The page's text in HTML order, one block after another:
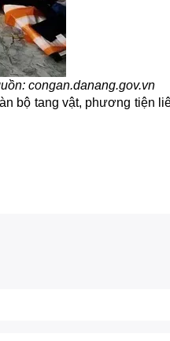
congan.danang.gov.vn
bộ tang vật, phương tiện